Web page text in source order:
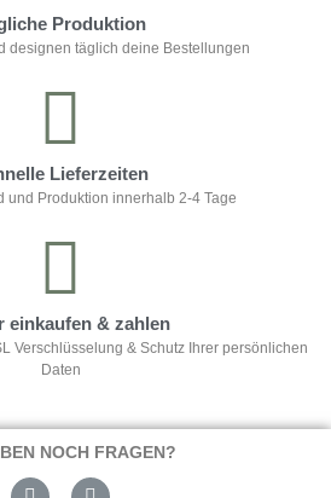
Produktion
designen täglich deine Bestellungen
Lieferzeiten
und Produktion innerhalb 2-4 Tage
einkaufen & zahlen
Verschlüsselung & Schutz Ihrer persönlichen
Daten
NOCH FRAGEN?